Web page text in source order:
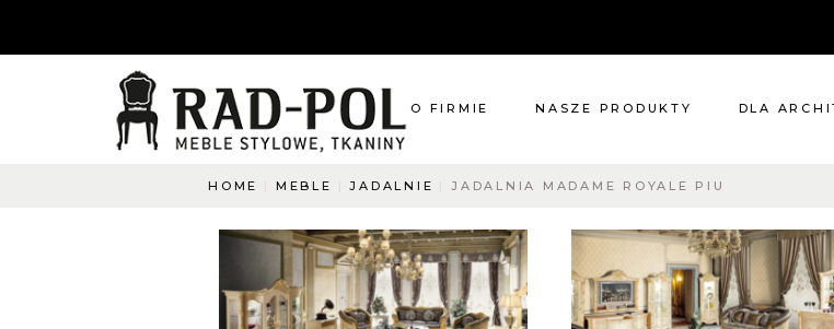
O FIRMIE
Blog
Aktualności
O co pytacie?
NASZE PRODUKTY
Pomieszczenia
Oświetlenie
Renowacje
DLA
HOME MEBLE JADALNIE JADALNIA MADAME ROYALE PIU